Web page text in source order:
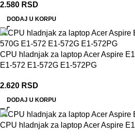
2.580 RSD
DODAJ U KORPU
CPU hladnjak za laptop Acer Aspire
E1-572 E1-572G E1-572PG
2.620 RSD
DODAJ U KORPU
CPU hladnjak za laptop Acer Aspire